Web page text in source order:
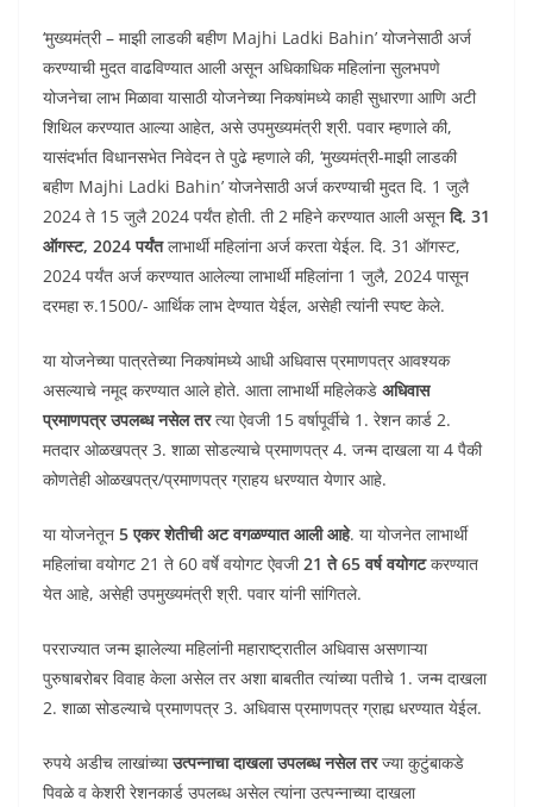
‘मुख्यमंत्री – माझी लाडकी बहीण Majhi Ladki Bahin’ योजनेसाठी अर्ज
करण्याची मुदत वाढविण्यात आली असून अधिकाधिक महिलांना सुलभपणे
योजनेचा लाभ मिळावा यासाठी योजनेच्या निकषांमध्ये काही सुधारणा आणि अटी
शिथिल करण्यात आल्या आहेत, असे उपमुख्यमंत्री श्री. पवार म्हणाले की,
यासंदर्भात विधानसभेत निवेदन ते पुढे म्हणाले की, ‘मुख्यमंत्री-माझी लाडकी
बहीण Majhi Ladki Bahin’ योजनेसाठी अर्ज करण्याची मुदत दि. 1 जुलै
2024 ते 15 जुलै 2024 पर्यंत होती. ती 2 महिने करण्यात आली असूनदि. 31
ऑगस्ट, 2024 पर्यंतलाभार्थी महिलांना अर्ज करता येईल. दि. 31 ऑगस्ट,
2024 पर्यंत अर्ज करण्यात आलेल्या लाभार्थी महिलांना 1 जुलै, 2024 पासून
दरमहा रु.1500/- आर्थिक लाभ देण्यात येईल, असेही त्यांनी स्पष्ट केले.
या योजनेच्या पात्रतेच्या निकषांमध्ये आधी अधिवास प्रमाणपत्र आवश्यक
असल्याचे नमूद करण्यात आले होते. आता लाभार्थी महिलेकडे अधिवास
प्रमाणपत्र उपलब्ध नसेल तरत्या ऐवजी 15 वर्षापूर्वीचे 1. रेशन कार्ड 2.
मतदार ओळखपत्र 3. शाळा सोडल्याचे प्रमाणपत्र 4. जन्म दाखला या 4 पैकी
कोणतेही ओळखपत्र/प्रमाणपत्र ग्राहय धरण्यात येणार आहे.
या योजनेतून 5 एकर शेतीची अट वगळण्यात आली आहे. या योजनेत लाभार्थी
महिलांचा वयोगट 21 ते 60 वर्षे वयोगट ऐवजी21 ते 65 वर्ष वयोगटकरण्यात
येत आहे, असेही उपमुख्यमंत्री श्री. पवार यांनी सांगितले.
परराज्यात जन्म झालेल्या महिलांनी महाराष्ट्रातील अधिवास असणाऱ्या
पुरुषाबरोबर विवाह केला असेल तर अशा बाबतीत त्यांच्या पतीचे 1. जन्म दाखला
2. शाळा सोडल्याचे प्रमाणपत्र 3. अधिवास प्रमाणपत्र ग्राह्य धरण्यात येईल.
रुपये अडीच लाखांच्याउत्पन्नाचा दाखला उपलब्ध नसेल तरज्या कुटुंबाकडे
पिवळे व केशरी रेशनकार्ड उपलब्ध असेल त्यांना उत्पन्नाच्या दाखला